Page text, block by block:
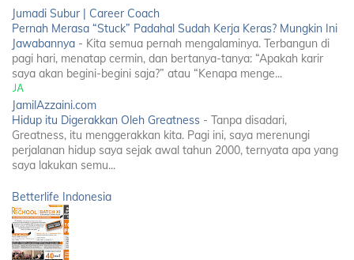
Jumadi Subur | Career Coach
Pernah Merasa “Stuck” Padahal Sudah Kerja Keras? Mungkin Ini
Jawabannya - Kita semua pernah mengalaminya. Terbangun di
pagi hari, menatap cermin, dan bertanya-tanya: “Apakah karir
saya akan begini-begini saja?” atau “Kenapa menge...
JamilAzzaini.com
Hidup itu Digerakkan Oleh Greatness - Tanpa disadari,
Greatness, itu menggerakkan kita. Pagi ini, saya merenungi
perjalanan hidup saya sejak awal tahun 2000, ternyata apa yang
saya lakukan semu...
Betterlife Indonesia